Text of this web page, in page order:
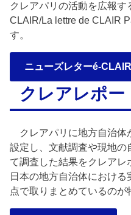
クレアパリの活動を広報
CLAIR/La lettre de CLAIR
す。
ニューズレターé-CLAIR
クレアレポー
クレアパリに地方自治
設定し、文献調査や現地の
て調査した結果をクレアレ
日本の地方自治体におけ
点で取りまとめているのが